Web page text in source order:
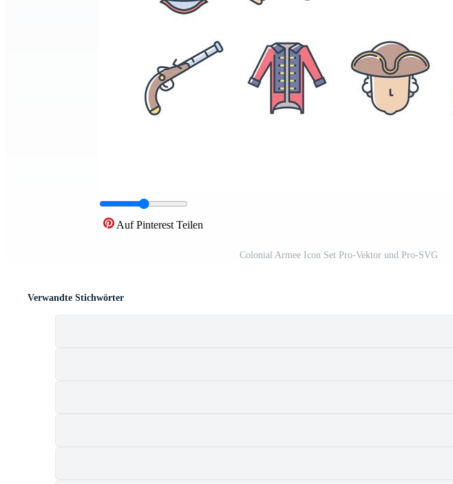
Auf Pinterest Teilen
Colonial Armee Icon Set Pro-Vektor und Pro-SVG
Verwandte Stichwörter